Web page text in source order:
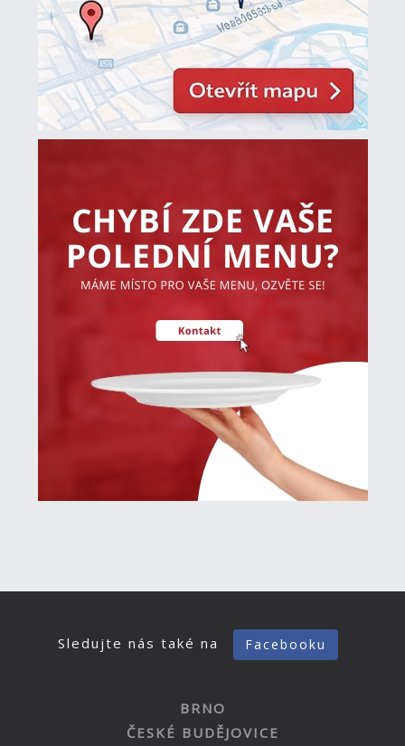
Sledujte nás také na Facebooku
BRNO
ČESKÉ BUDĚJOVICE